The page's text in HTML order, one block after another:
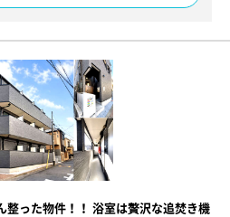
整った物件！！ 浴室は贅沢な追焚き機